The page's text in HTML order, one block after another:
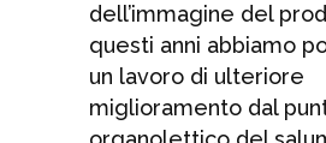
dell’immagine del
questi anni abbiamo
un lavoro di ulteriore
miglioramento dal